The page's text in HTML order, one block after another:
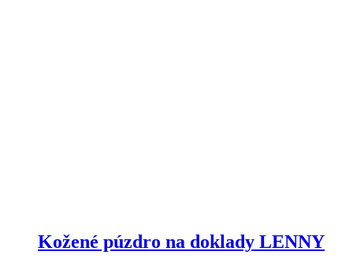
Kožené púzdro na doklady LENNY